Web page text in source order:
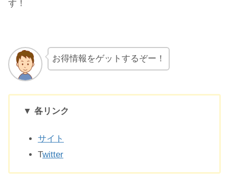
す！
お得情報をゲットするぞー！
▼ 各リンク
サイト
Twitter